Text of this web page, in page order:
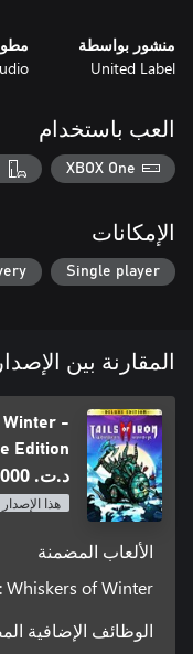
منشور بواسطة
United Label
العب باستخدام
XBOX One
الإمكانات
Single player
المقارنة بين
Winter -
Edition
د.ت.‏ 84,000+
هذا الإصدار
الألعاب المضمنة
Whiskers of Winter
الوظائف الإضافية